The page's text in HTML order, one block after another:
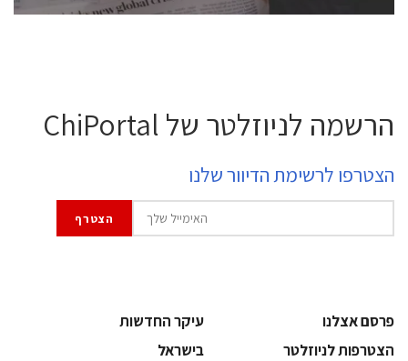
הרשמה לניוזלטר של ChiPortal
הצטרפו לרשימת הדיוור שלנו
פרסם אצלנו
עיקר החדשות
הצטרפות לניוזלטר
בישראל